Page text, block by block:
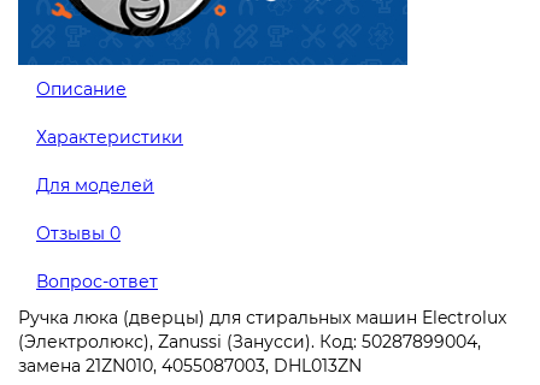
Описание
Характеристики
Для моделей
Отзывы 0
Вопрос-ответ
Ручка люка (дверцы) для стиральных машин Electrolux
(Электролюкс), Zanussi (Занусси). Код: 50287899004,
замена 21ZN010, 4055087003, DHL013ZN